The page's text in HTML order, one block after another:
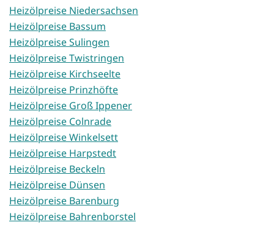
Heizölpreise Niedersachsen
Heizölpreise Bassum
Heizölpreise Sulingen
Heizölpreise Twistringen
Heizölpreise Kirchseelte
Heizölpreise Prinzhöfte
Heizölpreise Groß Ippener
Heizölpreise Colnrade
Heizölpreise Winkelsett
Heizölpreise Harpstedt
Heizölpreise Beckeln
Heizölpreise Dünsen
Heizölpreise Barenburg
Heizölpreise Bahrenborstel